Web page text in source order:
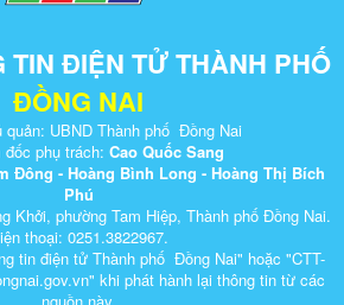
TIN ĐIỆN TỬ THÀNH PHỐ
ĐỒNG NAI
quản: UBND Thành phố Đồng Nai
đốc phụ trách: Cao Quốc Sang
Đông - Hoàng Bình Long - Hoàng Thị Bích
Phú
Khởi, phường Tam Hiệp, Thành phố Đồng Nai.
thoại: 0251.3822967.
tin điện tử Thành phố Đồng Nai" hoặc "CTT-
khi ​phát hành lại thông tin từ các